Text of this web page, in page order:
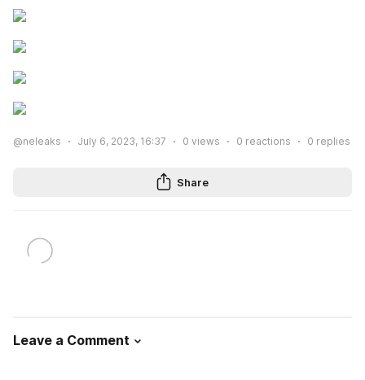
@neleaks July 6, 2023, 16:37 0 views 0 reactions 0 replies
Share
Leave a Comment